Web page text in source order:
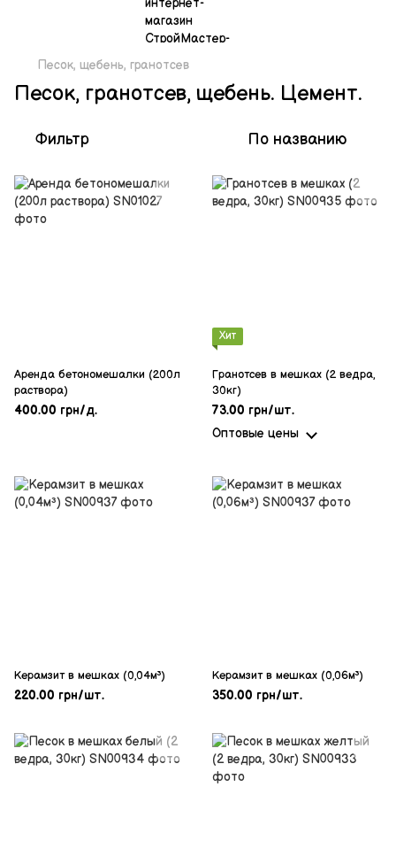
Песок, щебень, гранотсев
Песок, гранотсев, щебень. Цемент.
Фильтр По названию
Аренда бетономешалки (200л
раствора)
400.00 грн/д.
Хит
Гранотсев в мешках (2 ведра,
30кг)
73.00 грн/шт.
Оптовые цены
Керамзит в мешках (0,04м³)
220.00 грн/шт.
Керамзит в мешках (0,06м³)
350.00 грн/шт.